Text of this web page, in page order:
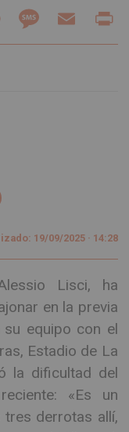
WhatsAppMessageEmail
19/09/2025 · 14:28
Lisci, ha
en la previa
equipo con el
Estadio de La
la dificultad del
«Es un
tres derrotas allí,